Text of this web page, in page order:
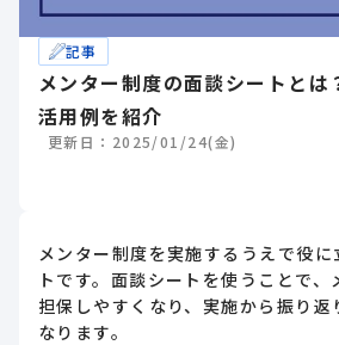
記事
メンター制度の面談シートとは
活用例を紹介
更新日：2025/01/24(金)
メンター制度を実施するうえで役
トです。面談シートを使うことで、
担保しやすくなり、実施から振り返
なります。